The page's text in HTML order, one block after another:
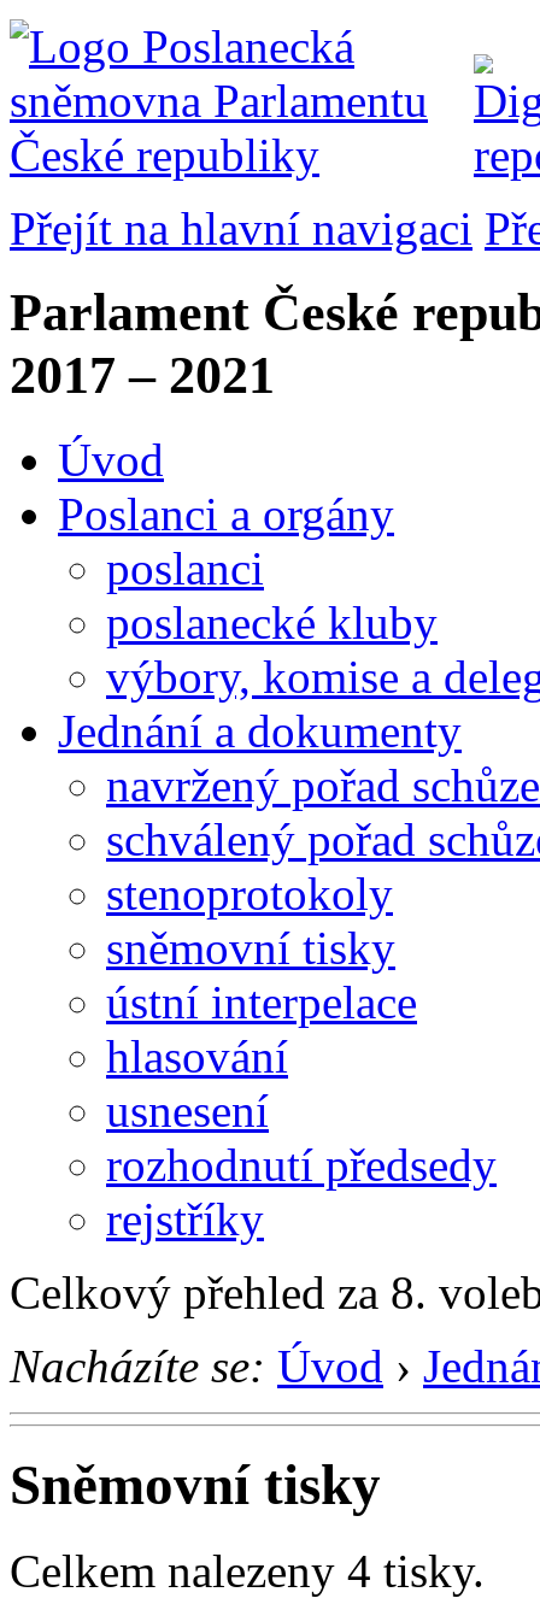
Přejít na hlavní navigaci
Parlament České
2017 – 2021
Úvod
Poslanci a orgány
poslanci
poslanecké kluby
výbory, komise a
Jednání a dokumenty
navržený pořad schůze
schválený pořad
stenoprotokoly
sněmovní tisky
ústní interpelace
hlasování
usnesení
rozhodnutí předsedy
rejstříky
Celkový přehled za 8.
Nacházíte se: Úvod ›
Sněmovní tisky
Celkem nalezeny 4 tisky.